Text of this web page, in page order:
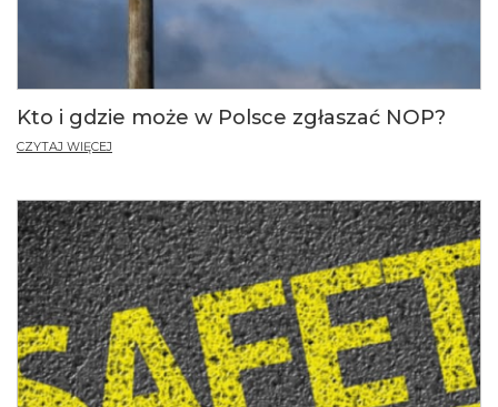
Kto i gdzie może w Polsce zgłaszać NOP?
CZYTAJ WIĘCEJ